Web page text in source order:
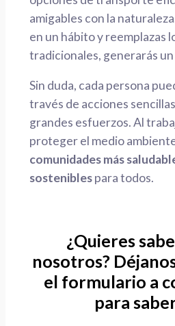
amigables con la
en un hábito y reemplazas
tradicionales, generarás
Sin duda, cada persona
través de acciones
grandes esfuerzos. Al
proteger el medio
comunidades más
sosteniblespara todos.
¿Quieres
nosotros?
el formulario a
para